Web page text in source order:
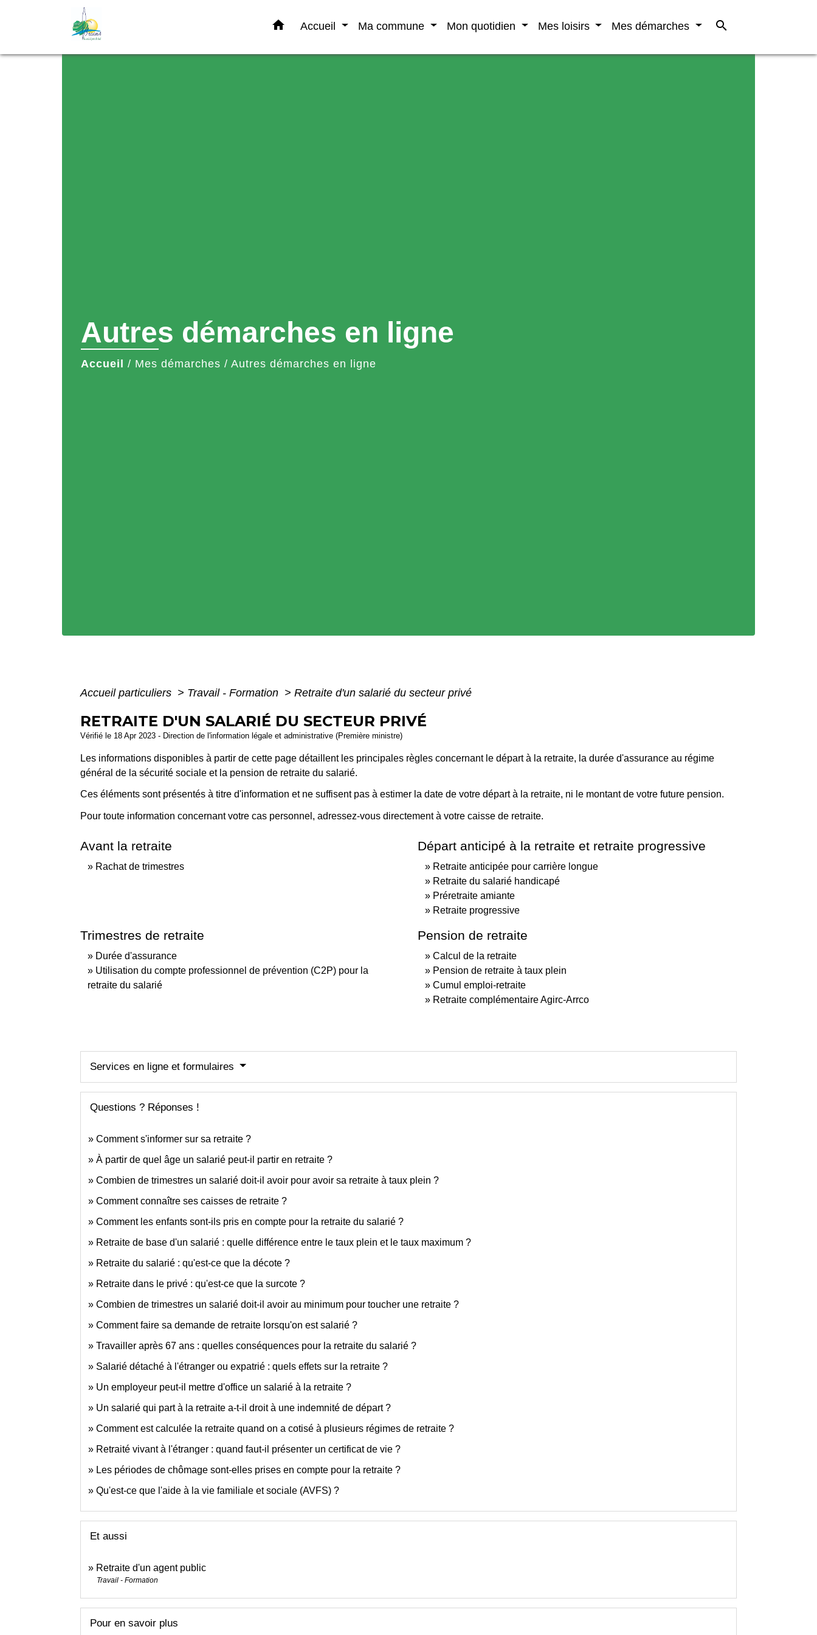
home Accueil Ma commune Mon quotidien Mes loisirs Mes démarches search
Autres démarches en ligne
Accueil / Mes démarches / Autres démarches en ligne
Accueil particuliers > Travail - Formation > Retraite d'un salarié du secteur privé
RETRAITE D'UN SALARIÉ DU SECTEUR PRIVÉ
Vérifié le 18 Apr 2023 - Direction de l'information légale et administrative (Première ministre)
Les informations disponibles à partir de cette page détaillent les principales règles concernant le départ à la retraite, la durée d'assurance au régime
général de la sécurité sociale et la pension de retraite du salarié.
Ces éléments sont présentés à titre d'information et ne suffisent pas à estimer la date de votre départ à la retraite, ni le montant de votre future pension.
Pour toute information concernant votre cas personnel, adressez-vous directement à votre caisse de retraite.
Avant la retraite
Rachat de trimestres
Départ anticipé à la retraite et retraite progressive
Retraite anticipée pour carrière longue
Retraite du salarié handicapé
Préretraite amiante
Retraite progressive
Trimestres de retraite
Durée d'assurance
Utilisation du compte professionnel de prévention (C2P) pour la
retraite du salarié
Pension de retraite
Calcul de la retraite
Pension de retraite à taux plein
Cumul emploi-retraite
Retraite complémentaire Agirc-Arrco
Services en ligne et formulaires
Questions ? Réponses !
Comment s'informer sur sa retraite ?
À partir de quel âge un salarié peut-il partir en retraite ?
Combien de trimestres un salarié doit-il avoir pour avoir sa retraite à taux plein ?
Comment connaître ses caisses de retraite ?
Comment les enfants sont-ils pris en compte pour la retraite du salarié ?
Retraite de base d'un salarié : quelle différence entre le taux plein et le taux maximum ?
Retraite du salarié : qu'est-ce que la décote ?
Retraite dans le privé : qu'est-ce que la surcote ?
Combien de trimestres un salarié doit-il avoir au minimum pour toucher une retraite ?
Comment faire sa demande de retraite lorsqu'on est salarié ?
Travailler après 67 ans : quelles conséquences pour la retraite du salarié ?
Salarié détaché à l'étranger ou expatrié : quels effets sur la retraite ?
Un employeur peut-il mettre d'office un salarié à la retraite ?
Un salarié qui part à la retraite a-t-il droit à une indemnité de départ ?
Comment est calculée la retraite quand on a cotisé à plusieurs régimes de retraite ?
Retraité vivant à l'étranger : quand faut-il présenter un certificat de vie ?
Les périodes de chômage sont-elles prises en compte pour la retraite ?
Qu'est-ce que l'aide à la vie familiale et sociale (AVFS) ?
Et aussi
Retraite d'un agent public
Travail - Formation
Pour en savoir plus